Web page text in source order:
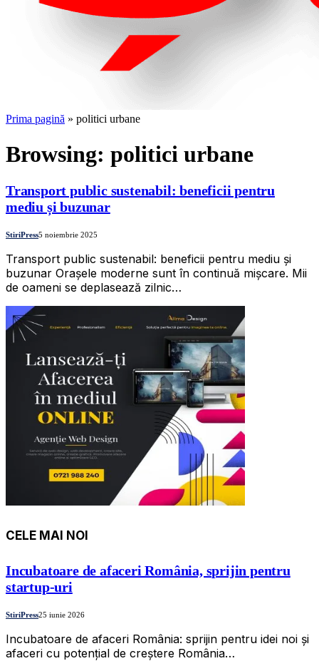
Prima pagină » politici urbane
Browsing: politici urbane
Transport public sustenabil: beneficii pentru
mediu și buzunar
StiriPress5 noiembrie 2025
Transport public sustenabil: beneficii pentru mediu și
buzunar Orașele moderne sunt în continuă mișcare. Mii
de oameni se deplasează zilnic…
CELE MAI NOI
Incubatoare de afaceri România, sprijin pentru
startup-uri
StiriPress25 iunie 2026
Incubatoare de afaceri România: sprijin pentru idei noi și
afaceri cu potențial de creștere România…